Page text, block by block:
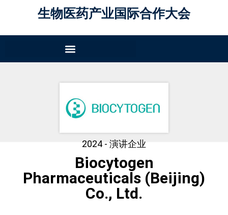
生物医药产业国际合作大会
2024 - 演讲企业
Biocytogen
Pharmaceuticals (Beijing)
Co., Ltd.